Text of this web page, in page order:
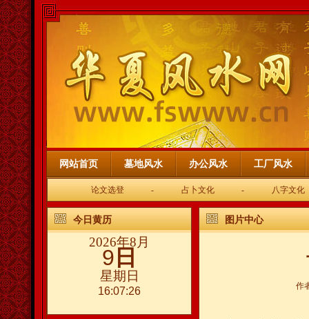
网站首页 墓地风水 办公风水 工厂风水
论文选登 - 占卜文化 - 八字文化
今日黄历
2026年8月
9 日
星期日
16:07:26
图片中心
作